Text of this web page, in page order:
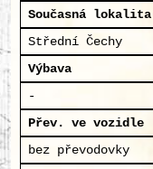
Současná lokalita
Střední Čechy
Výbava
-
Přev. ve vozidle
bez převodovky